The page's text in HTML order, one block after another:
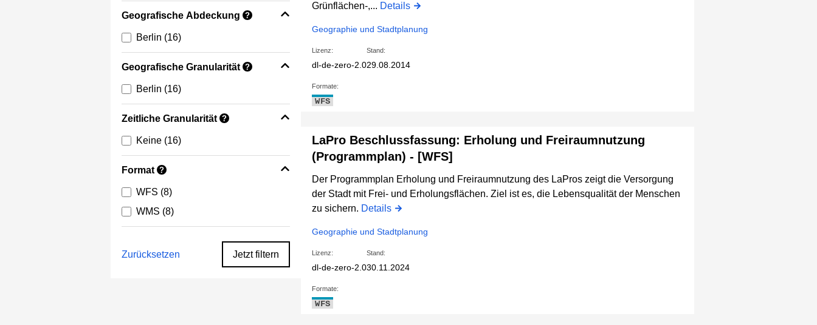
Geografische Abdeckung ?
Berlin (16)
Geografische Granularität ?
Berlin (16)
Zeitliche Granularität ?
Keine (16)
Format ?
WFS (8)
WMS (8)
Zurücksetzen Jetzt filtern
Grünflächen-,... Details
Geographie und Stadtplanung
Lizenz:
dl-de-zero-2.0
Stand:
29.08.2014
Formate:
WFS
LaPro Beschlussfassung: Erholung und Freiraumnutzung
(Programmplan) - [WFS]
Der Programmplan Erholung und Freiraumnutzung des LaPros zeigt die Versorgung
der Stadt mit Frei- und Erholungsflächen. Ziel ist es, die Lebensqualität der Menschen
zu sichern. Details
Geographie und Stadtplanung
Lizenz:
dl-de-zero-2.0
Stand:
30.11.2024
Formate:
WFS